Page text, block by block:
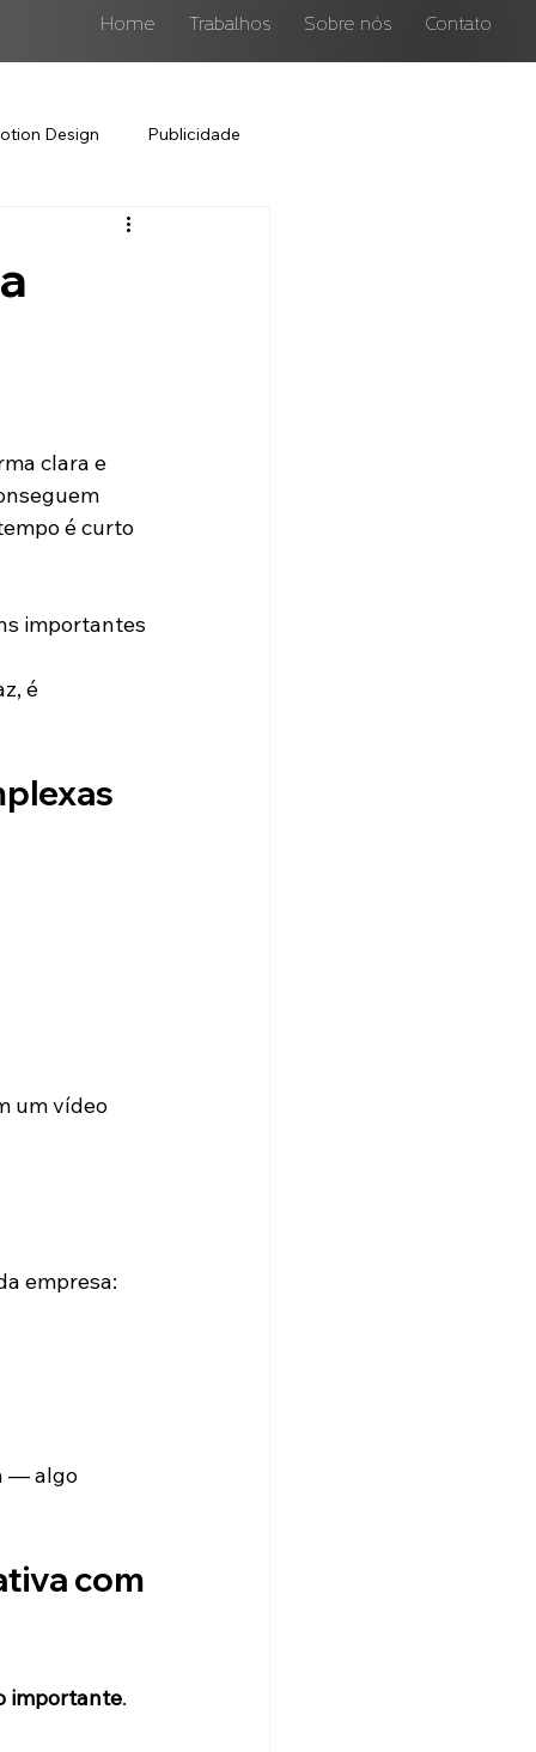
Home Trabalhos Sobre nós Contato
Design Publicidade
clara e
é curto
importantes
é
um vídeo
empresa:
— algo
com
importante.